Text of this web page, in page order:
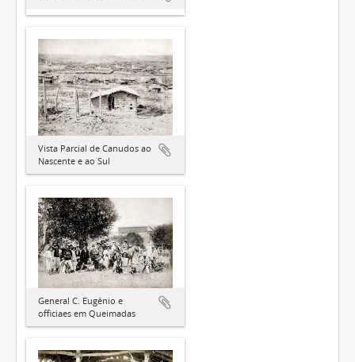
Vista Parcial de Canudos ao
Nascente e ao Sul
General C. Eugênio e
officiaes em Queimadas